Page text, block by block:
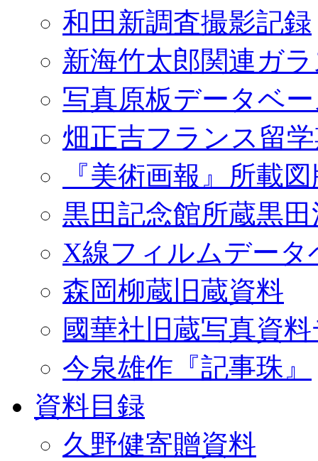
和田新調査撮影記録
新海竹太郎関連ガ
写真原板データベ
畑正吉フランス留
『美術画報』所載
黒田記念館所蔵黒
X線フィルムデータ
森岡柳蔵旧蔵資料
國華社旧蔵写真資
今泉雄作『記事珠』
資料目録
久野健寄贈資料